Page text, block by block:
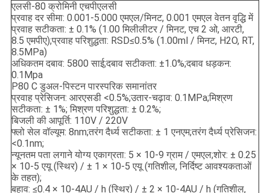
एलसी-80 क्रोमिनी एचपीएलसी
प्रवाह दर सीमा: 0.001-5.000 एमएल/मिनट, 0.001 एमएल वेतन वृद्धि में
प्रवाह सटीकता: ± 0.1% (1.00 मिलीलीटर / मिनट, एच 2 ओ, आरटी,
8.5 एमपीए);प्रवाह परिशुद्धता: RSD≤0.5% (1.00ml / मिनट, H2O, RT,
8.5MPa)
अधिकतम दबाव: 5800 साई;दबाव सटीकता: ±1.0%;दबाव धड़कन:
0.1Mpa
P80 C डुअल-पिस्टन पारस्परिक समानांतर
प्रवाह प्रेसिजन: आरएसडी <0.5%;उतार-चढ़ाव: 0.1MPa;मिश्रण
सटीकता: ± 1%; मिश्रण परिशुद्धता: ± 0.2%;
बिजली की आपूर्ति: 110V / 220V
फ्लो सेल वॉल्यूम: 8nm;तरंग दैर्ध्य सटीकता: ± 1 एनएम;तरंग दैर्ध्य प्रेसिजन:
<0.1nm;
न्यूनतम पता लगाने योग्य एकाग्रता: 5 × 10-9 ग्राम / एमएल;शोर: ± 0.25
× 10-5 एयू (स्थिर) / ± 1 × 10-5 एयू (गतिशील, निर्दिष्ट आवश्यकताओं
के तहत);
बहाव: ≤0.4 × 10-4AU / h (स्थिर) / ± 2 × 10-4AU / h (गतिशील,